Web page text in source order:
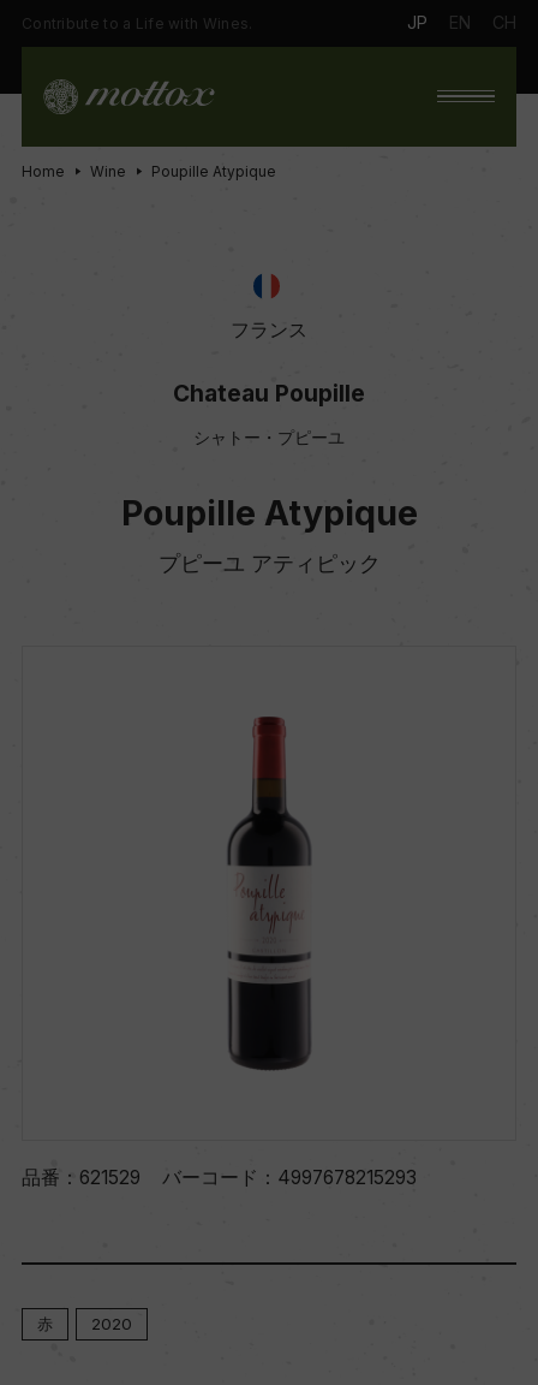
Contribute to a Life with Wines. JP EN CH
Home Wine Poupille Atypique
フランス
Chateau Poupille
シャトー・プピーユ
Poupille Atypique
プピーユ アティピック
品番： 621529 バーコード： 4997678215293
赤 2020